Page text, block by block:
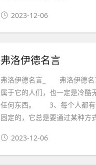
2023-12-06
弗洛伊德名言
弗洛伊德名言_ 弗洛伊德名
属于它的人们，也一定是冷
任何东西。 3、每个人都有
固定的，它总是要通过某种方
2023-12-06